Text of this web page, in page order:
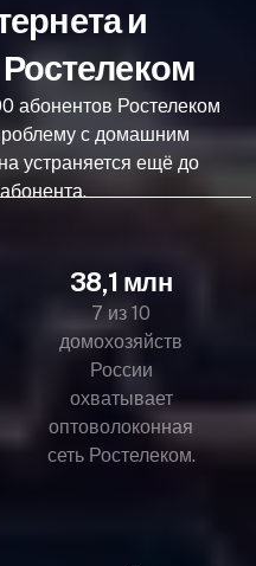
и
абонентов Ростелеком
с домашним
устраняется ещё до
38,1 млн
7 из 10
домохозяйств
России
охватывает
оптоволоконная
сеть Ростелеком.